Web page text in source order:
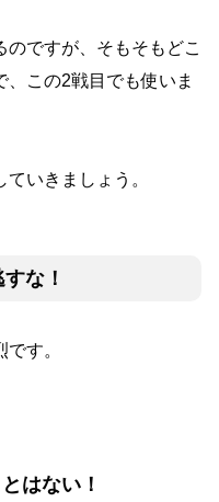
のですが、そもそもどこ
この2戦目でも使いま
いきましょう。
な！
す。
はない！